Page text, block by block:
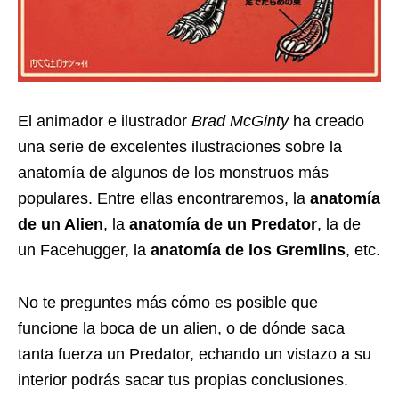
El animador e ilustrador Brad McGintyha creado
una serie de excelentes ilustraciones sobre la
anatomía de algunos de los monstruos más
populares. Entre ellas encontraremos, la anatomía
de un Alien, la anatomía de un Predator, la de
un Facehugger, la anatomía de los Gremlins, etc.
No te preguntes más cómo es posible que
funcione la boca de un alien, o de dónde saca
tanta fuerza un Predator, echando un vistazo a su
interior podrás sacar tus propias conclusiones.